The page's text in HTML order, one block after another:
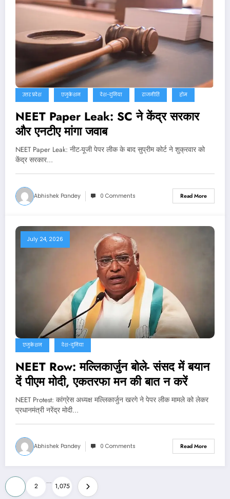
उत्तर प्रदेश एजुकेशन देश-दुनिया राजनीति होम
NEET Paper Leak: SC ने केंद्र सरकार
और एनटीए मांगा जवाब
NEET Paper Leak: नीट-यूजी पेपर लीक के बाद सुप्रीम कोर्ट ने शुक्रवार को
केंद्र सरकार…
Abhishek Pandey 0 Comments Read More
July 24, 2026
एजुकेशन देश-दुनिया
NEET Row: मल्लिकार्जुन बोले- संसद में बयान
दें पीएम मोदी, एकतरफा मन की बात न करें
NEET Protest: कांग्रेस अध्यक्ष मल्लिकार्जुन खरगे ने पेपर लीक मामले को लेकर
प्रधानमंत्री नरेंद्र मोदी…
Abhishek Pandey 0 Comments Read More
Posts
2
…
1,075